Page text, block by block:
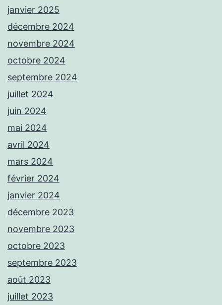
janvier 2025
décembre 2024
novembre 2024
octobre 2024
septembre 2024
juillet 2024
juin 2024
mai 2024
avril 2024
mars 2024
février 2024
janvier 2024
décembre 2023
novembre 2023
octobre 2023
septembre 2023
août 2023
juillet 2023